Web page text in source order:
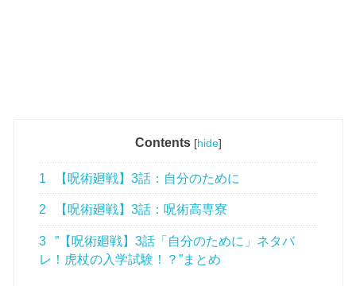
Contents [hide]
1 【呪術廻戦】3話：自分のために
2 【呪術廻戦】3話：呪術高専寮
3
”【呪術廻戦】3話「自分のために」ネタバ
レ！虎杖の入学試験！？”まとめ